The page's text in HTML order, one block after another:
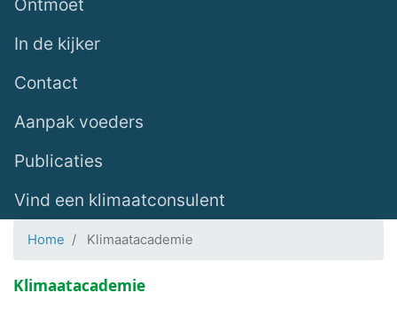
In de kijker
Contact
Aanpak voeders
Publicaties
Vind een klimaatconsulent
Home Klimaatacademie
Klimaatacademie